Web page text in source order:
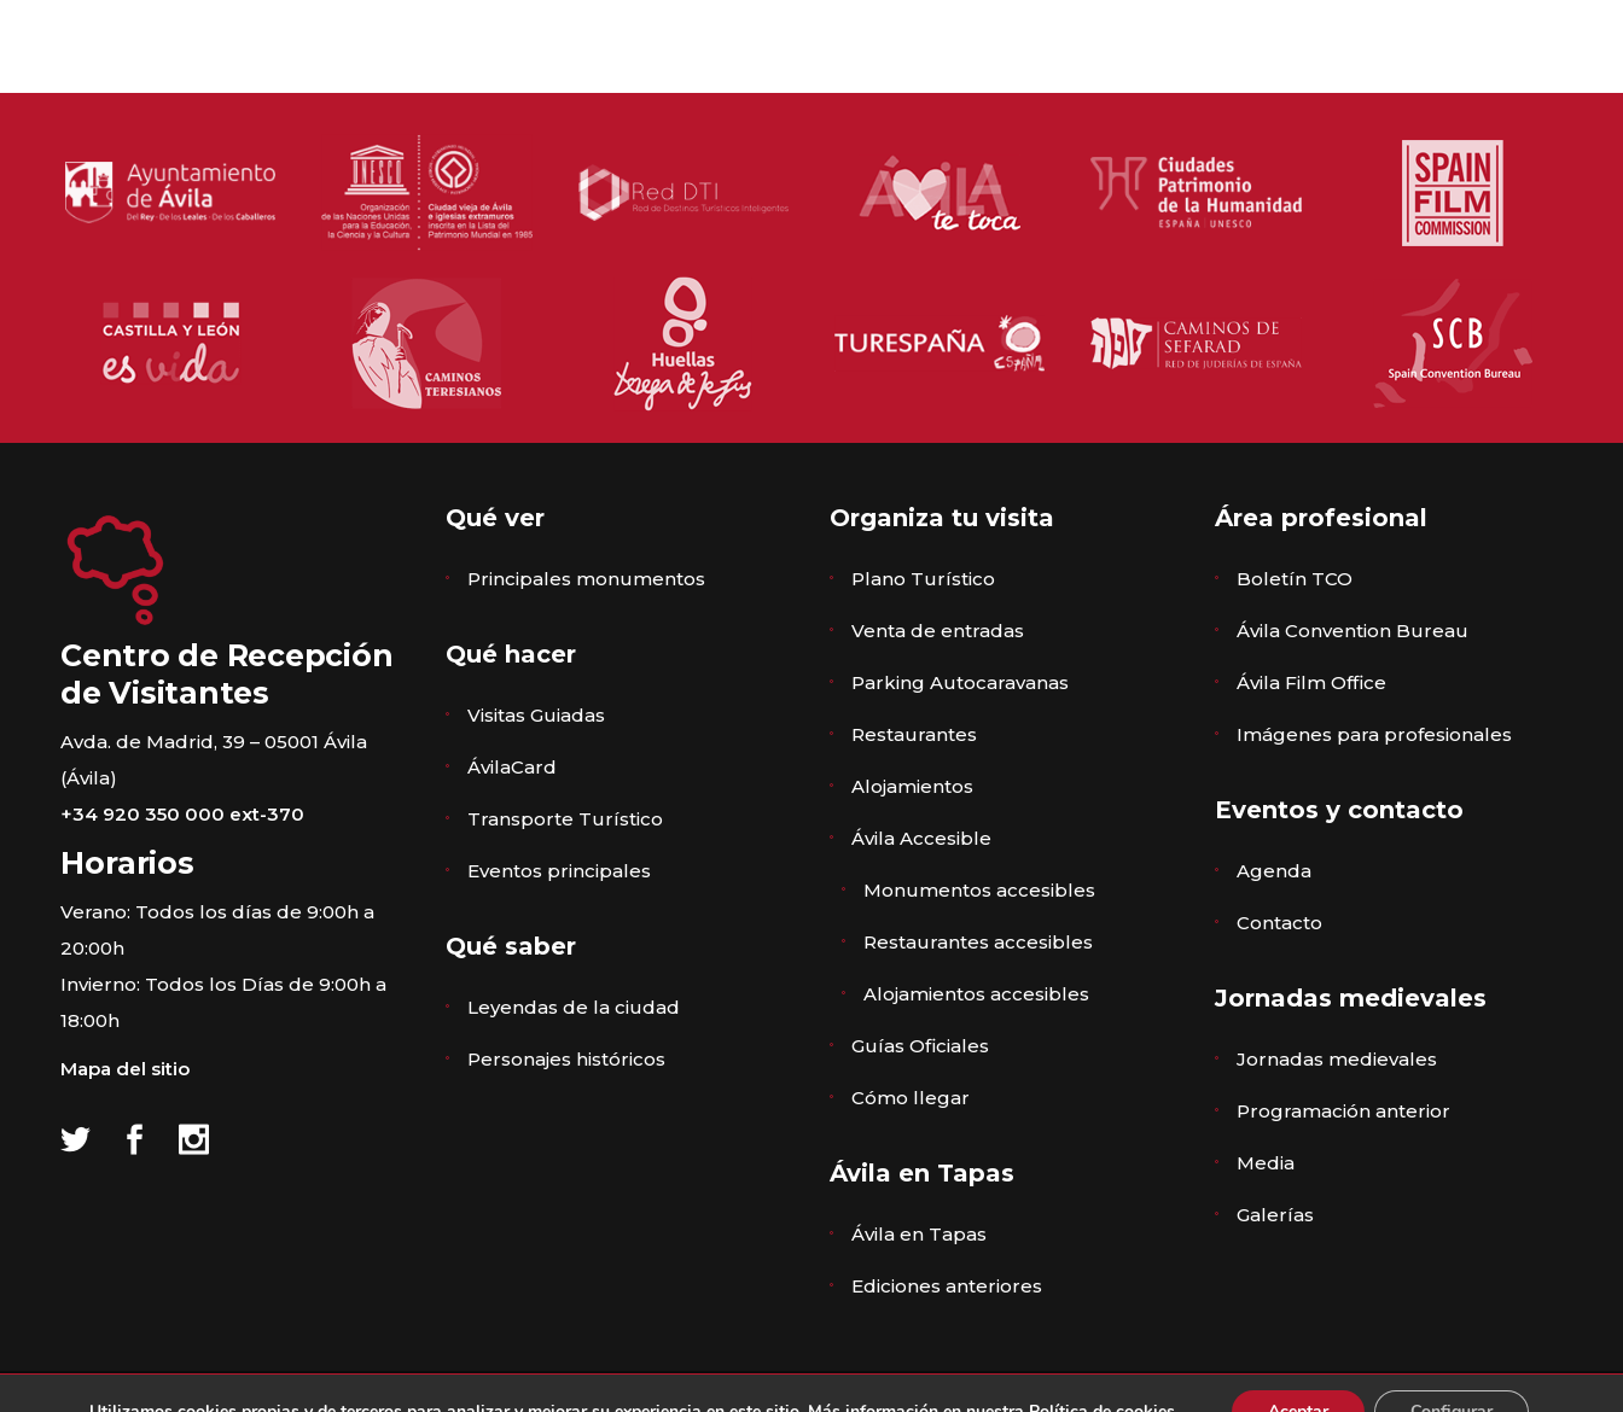
Centro de Recepción
de Visitantes
Avda. de Madrid, 39 – 05001 Ávila
(Ávila)
+34 920 350 000 ext-370
Horarios
Verano: Todos los días de 9:00h a
20:00h
Invierno: Todos los Días de 9:00h a
18:00h
Mapa del sitio
Qué ver
Principales monumentos
Qué hacer
Visitas Guiadas
ÁvilaCard
Transporte Turístico
Eventos principales
Qué saber
Leyendas de la ciudad
Personajes históricos
Organiza tu visita
Plano Turístico
Venta de entradas
Parking Autocaravanas
Restaurantes
Alojamientos
Ávila Accesible
Monumentos accesibles
Restaurantes accesibles
Alojamientos accesibles
Guías Oficiales
Cómo llegar
Ávila en Tapas
Ávila en Tapas
Ediciones anteriores
Área profesional
Boletín TCO
Ávila Convention Bureau
Ávila Film Office
Imágenes para profesionales
Eventos y contacto
Agenda
Contacto
Jornadas medievales
Jornadas medievales
Programación anterior
Media
Galerías